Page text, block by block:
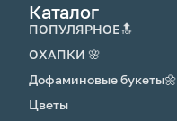
Каталог
ПОПУЛЯРНОЕ🔝
ОХАПКИ 🌸
Дофаминовые букеты🌼
Цветы